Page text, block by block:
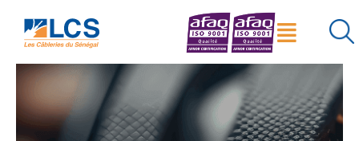
Réinitialiser× Rechercher